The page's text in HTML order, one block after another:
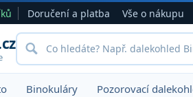
Doručení a platba Vše o nákupu
Binokuláry Pozorovací